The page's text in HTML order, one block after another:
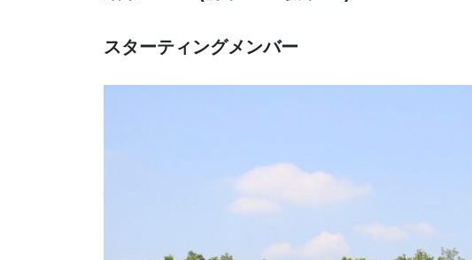
スターティングメンバー